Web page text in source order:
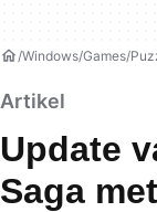
Windows Games
Artikel
Update
Saga